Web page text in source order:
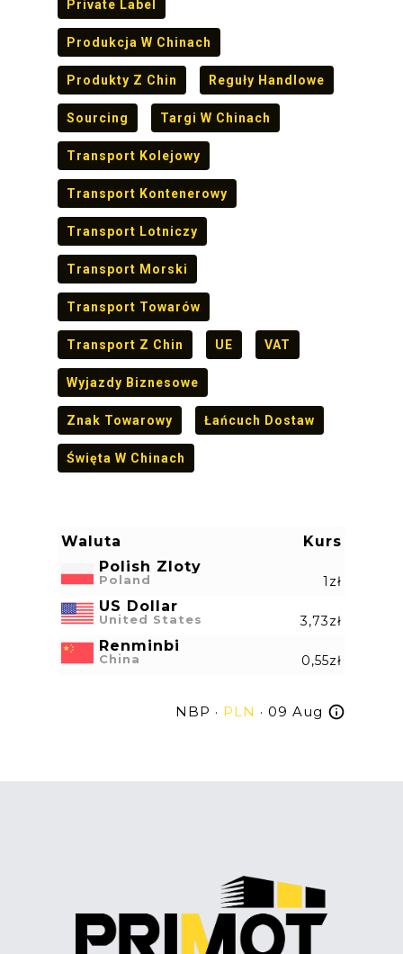
Private Label
Produkcja W Chinach
Produkty Z Chin Reguły Handlowe
Sourcing Targi W Chinach
Transport Kolejowy
Transport Kontenerowy
Transport Lotniczy
Transport Morski
Transport Towarów
Transport Z Chin UE VAT
Wyjazdy Biznesowe
Znak Towarowy Łańcuch Dostaw
Święta W Chinach
Waluta
Kurs
Polish Zloty
Poland 1zł
US Dollar
United States 3,73zł
Renminbi
China 0,55zł
NBP · PLN · 09 Aug